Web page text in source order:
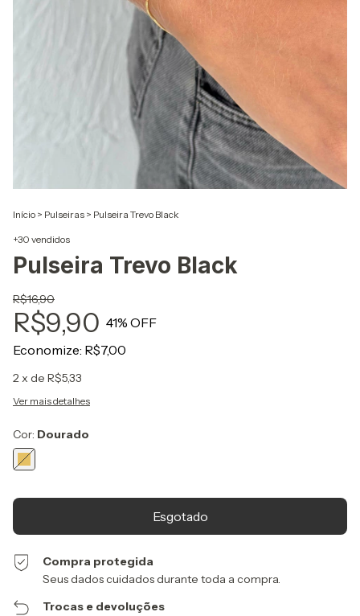
Início > Pulseiras > Pulseira Trevo Black
+30 vendidos
Pulseira Trevo Black
R$16,90
R$9,90 41% OFF
Economize: R$7,00
2x de R$5,33
Ver mais detalhes
Cor: Dourado
Compra protegida
Seus dados cuidados durante toda a compra.
Trocas e devoluções